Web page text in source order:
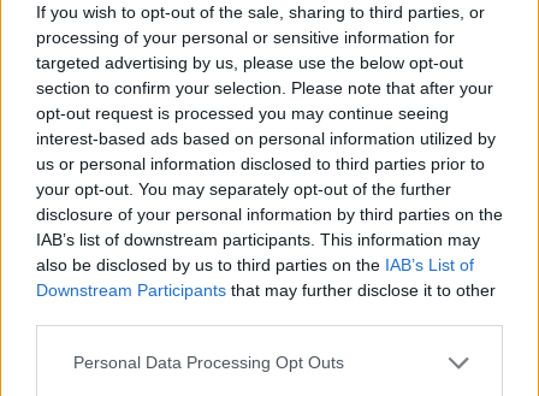
If you wish to opt-out of the sale, sharing to third parties, or
processing of your personal or sensitive information for
targeted advertising by us, please use the below opt-out
section to confirm your selection. Please note that after your
opt-out request is processed you may continue seeing
interest-based ads based on personal information utilized by
us or personal information disclosed to third parties prior to
your opt-out. You may separately opt-out of the further
disclosure of your personal information by third parties on the
IAB’s list of downstream participants. This information may
also be disclosed by us to third parties on the IAB’s List of
Downstream Participants that may further disclose it to other
Personal Data Processing Opt Outs
Παιχνίδι από παντού στη Novibet με το
νέο Mobile App
Μέσι Λιονέλ